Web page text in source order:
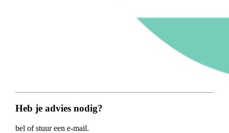
Heb je advies nodig?
bel of stuur een e-mail.